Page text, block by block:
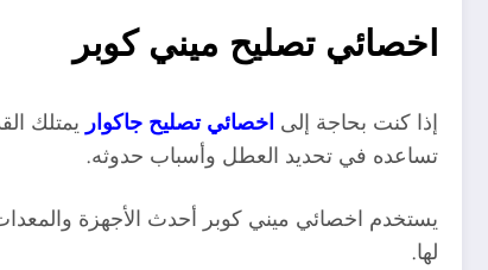
اخصائي تصليح ميني كوبر
إذا كنت بحاجة إلى اخصائي تصليح جاكوار يمتلك
تساعده في تحديد العطل وأسباب حدوثه.
يستخدم اخصائي ميني كوبر أحدث الأجهزة
لها.